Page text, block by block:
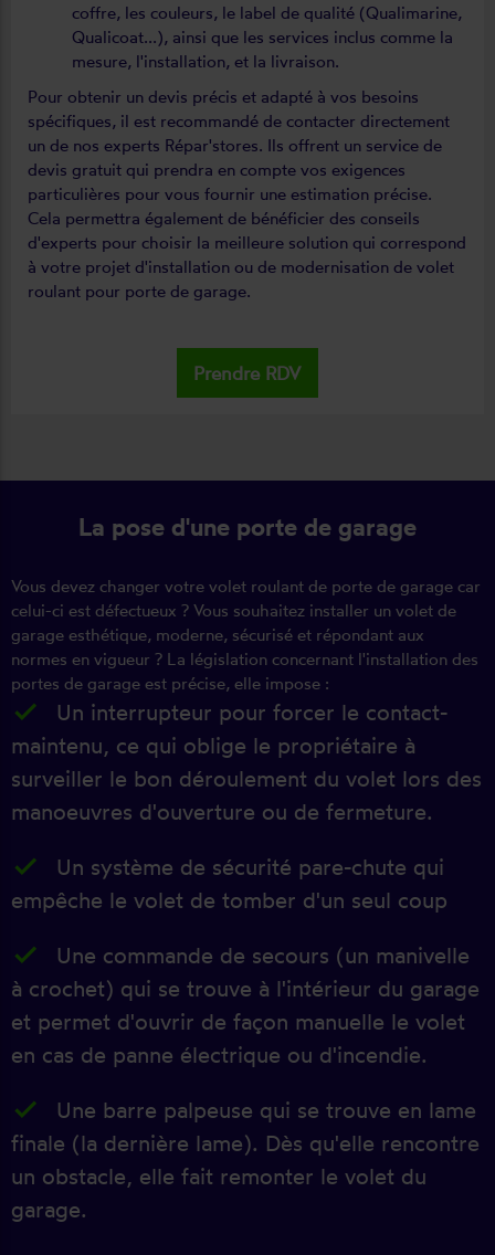
coffre, les couleurs, le label de qualité (Qualimarine,
Qualicoat...), ainsi que les services inclus comme la
mesure, l'installation, et la livraison.
Pour obtenir un devis précis et adapté à vos besoins
spécifiques, il est recommandé de contacter directement
un de nos experts Répar'stores. Ils offrent un service de
devis gratuit qui prendra en compte vos exigences
particulières pour vous fournir une estimation précise.
Cela permettra également de bénéficier des conseils
d'experts pour choisir la meilleure solution qui correspond
à votre projet d'installation ou de modernisation de volet
roulant pour porte de garage.
Prendre RDV
La pose d'une porte de garage
Vous devez changer votre volet roulant de porte de garage car
celui-ci est défectueux ? Vous souhaitez installer un volet de
garage esthétique, moderne, sécurisé et répondant aux
normes en vigueur ? La législation concernant l'installation des
portes de garage est précise, elle impose :
Un interrupteur pour forcer le contact-
maintenu, ce qui oblige le propriétaire à
surveiller le bon déroulement du volet lors des
manoeuvres d'ouverture ou de fermeture.
Un système de sécurité pare-chute qui
empêche le volet de tomber d'un seul coup
Une commande de secours (un manivelle
à crochet) qui se trouve à l'intérieur du garage
et permet d'ouvrir de façon manuelle le volet
en cas de panne électrique ou d'incendie.
Une barre palpeuse qui se trouve en lame
finale (la dernière lame). Dès qu'elle rencontre
un obstacle, elle fait remonter le volet du
garage.